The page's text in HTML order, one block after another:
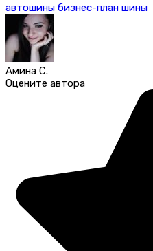
автошины бизнес-план шины
Амина С.
Оцените автора